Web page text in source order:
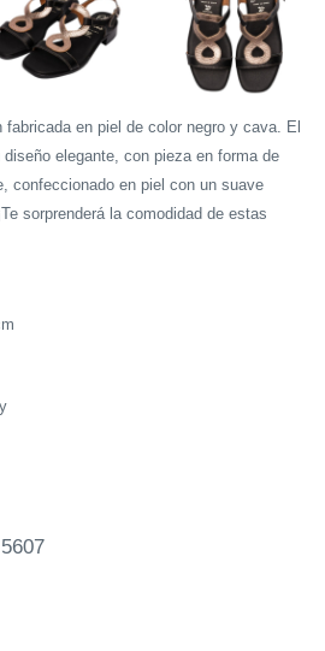
en piel de color negro y cava. El
elegante, con pieza en forma de
confeccionado en piel con un suave
sorprenderá la comodidad de estas